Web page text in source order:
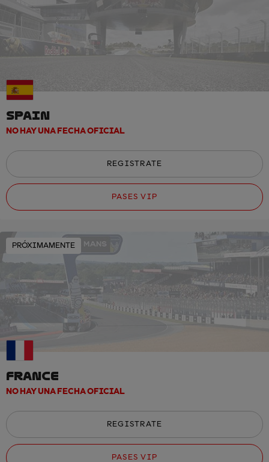
SPAIN
NO HAY UNA FECHA OFICIAL
REGISTRATE
PASES VIP
PRÓXIMAMENTE
FRANCE
NO HAY UNA FECHA OFICIAL
REGISTRATE
PASES VIP